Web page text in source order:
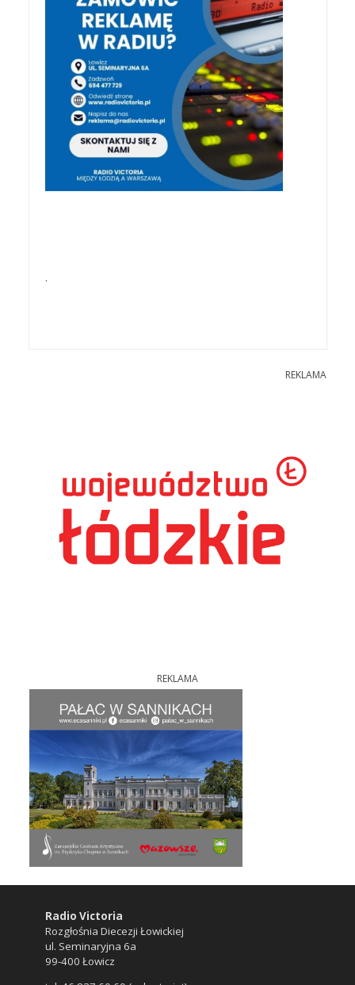
.
REKLAMA
REKLAMA
Radio Victoria
Rozgłośnia Diecezji Łowickiej
ul. Seminaryjna 6a
99-400 Łowicz